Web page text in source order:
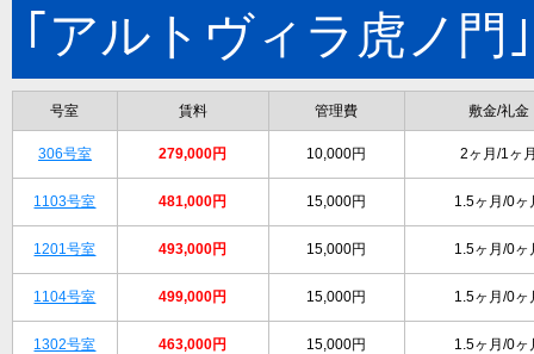
｢アルトヴィラ虎ノ門
号室 賃料 管理費 敷金/礼金
306号室 279,000円 10,000円 2ヶ月/1ヶ
1103号室 481,000円 15,000円 1.5ヶ月/0ヶ
1201号室 493,000円 15,000円 1.5ヶ月/0ヶ
1104号室 499,000円 15,000円 1.5ヶ月/0ヶ
1302号室 463,000円 15,000円 1.5ヶ月/0ヶ